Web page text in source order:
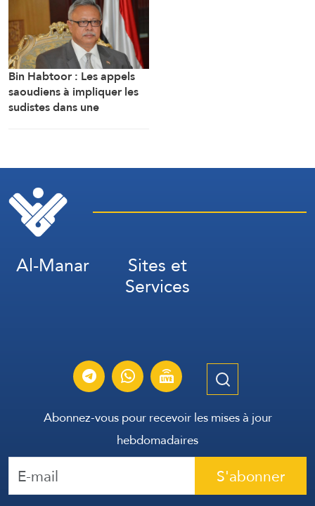
Bin Habtoor : Les appels
saoudiens à impliquer les
sudistes dans une
Al-Manar Sites et
Services
Abonnez-vous pour recevoir les mises à jour
hebdomadaires
S'abonner